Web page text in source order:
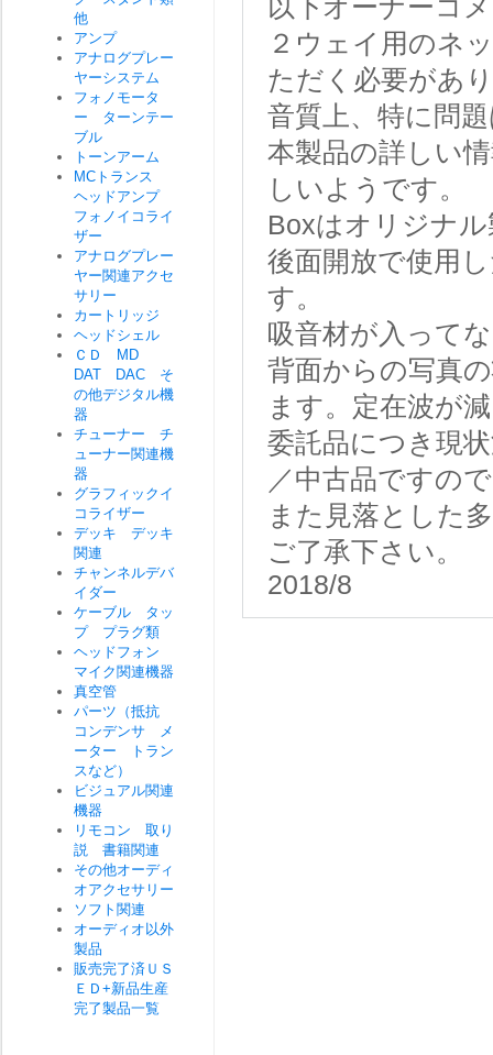
以下オーナーコ
２ウェイ用のネ
ただく必要があ
音質上、特に問
本製品の詳しい
しいようです。
Boxはオリジナ
後面開放で使用
す。
吸音材が入って
背面からの写真
ます。定在波が
委託品につき現
／中古品ですの
また見落とした
ご了承下さい。
2018/8
他
アンプ
アナログプレー
ヤーシステム
フォノモータ
ー ターンテー
ブル
トーンアーム
MCトランス
ヘッドアンプ
フォノイコライ
ザー
アナログプレー
ヤー関連アクセ
サリー
カートリッジ
ヘッドシェル
ＣＤ MD
DAT DAC そ
の他デジタル機
器
チューナー チ
ューナー関連機
器
グラフィックイ
コライザー
デッキ デッキ
関連
チャンネルデバ
イダー
ケーブル タッ
プ プラグ類
ヘッドフォン
マイク関連機器
真空管
パーツ（抵抗
コンデンサ メ
ーター トラン
スなど）
ビジュアル関連
機器
リモコン 取り
説 書籍関連
その他オーディ
オアクセサリー
ソフト関連
オーディオ以外
製品
販売完了済ＵＳ
ＥＤ+新品生産
完了製品一覧